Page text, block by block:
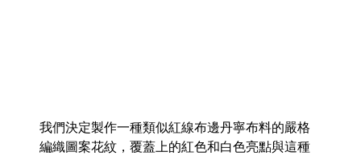
我們決定製作一種類似紅線布邊丹寧布料的嚴格
編織圖案花紋，覆蓋上的紅色和白色亮點與這種